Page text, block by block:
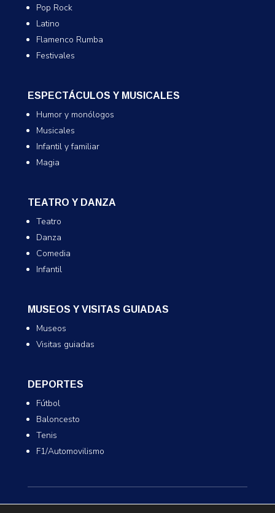
Pop Rock
Latino
Flamenco Rumba
Festivales
ESPECTÁCULOS Y MUSICALES
Humor y monólogos
Musicales
Infantil y familiar
Magia
TEATRO Y DANZA
Teatro
Danza
Comedia
Infantil
MUSEOS Y VISITAS GUIADAS
Museos
Visitas guiadas
DEPORTES
Fútbol
Baloncesto
Tenis
F1/Automovilismo